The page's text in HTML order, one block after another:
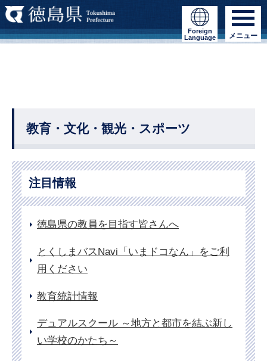
Foreign
Language
メニュー
教育・文化・観光・スポーツ
注目情報
徳島県の教員を目指す皆さんへ
とくしまバスNavi「いまドコなん」をご利
用ください
教育統計情報
デュアルスクール ～地方と都市を結ぶ新し
い学校のかたち～